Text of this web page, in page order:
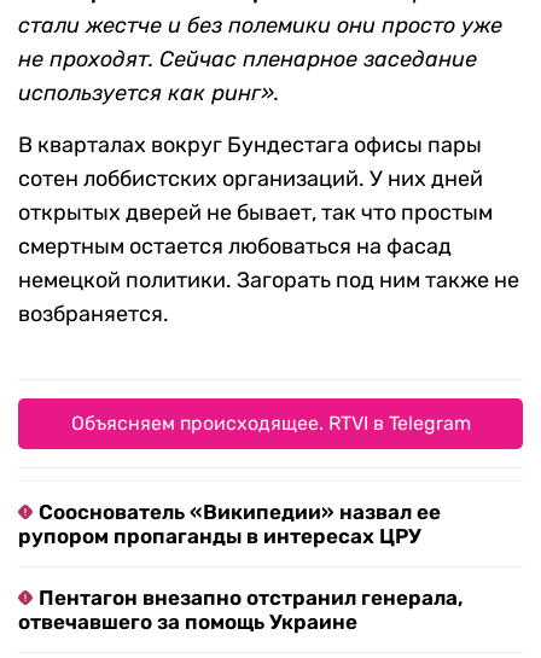
стали жестче и без полемики они просто уже
не проходят. Сейчас пленарное заседание
используется как ринг».
В кварталах вокруг Бундестага офисы пары
сотен лоббистских организаций. У них дней
открытых дверей не бывает, так что простым
смертным остается любоваться на фасад
немецкой политики. Загорать под ним также не
возбраняется.
Объясняем происходящее. RTVI в Telegram
Сооснователь «Википедии» назвал ее
рупором пропаганды в интересах ЦРУ
Пентагон внезапно отстранил генерала,
отвечавшего за помощь Украине